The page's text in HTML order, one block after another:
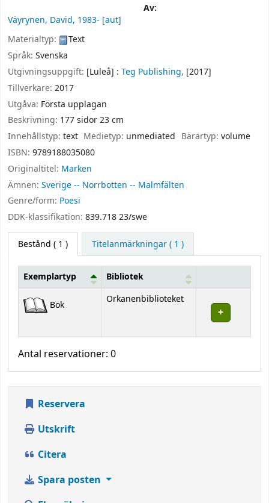
Av:
Väyrynen, David, 1983- [aut]
Materialtyp:
Text
Språk: Svenska
Utgivningsuppgift: [Luleå] : Teg Publishing, [2017]
Tillverkare: 2017
Utgåva: Första upplagan
Beskrivning: 177 sidor 23 cm
Innehållstyp: text Medietyp: unmediated Bärartyp: volume
ISBN: 9789188035080
Originaltitel: Marken
Ämnen: Sverige -- Norrbotten -- Malmfälten
Genre/form: Poesi
DDK-klassifikation: 839.718 23/swe
Bestånd ( 1 ) Titelanmärkningar ( 1 )
Bestånd
Exemplartyp Bibliotek
Bok Orkanenbiblioteket
Antal reservationer: 0
Reservera
Utskrift
Citera
Spara posten